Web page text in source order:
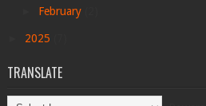
February
2025
TRANSLATE